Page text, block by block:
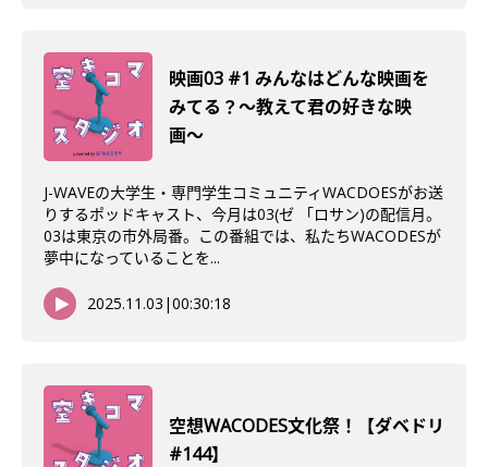
映画03 #1 みんなはどんな映画を
みてる？〜教えて君の好きな映
画〜
J-WAVEの大学生・専門学生コミュニティWACDOESがお送
りするポッドキャスト、今月は03(ゼ 「ロサン)の配信月。
03は東京の市外局番。この番組では、私たちWACODESが
夢中になっていることを...
2025.11.03 |00:30:18
空想WACODES文化祭！【ダベドリ
#144】